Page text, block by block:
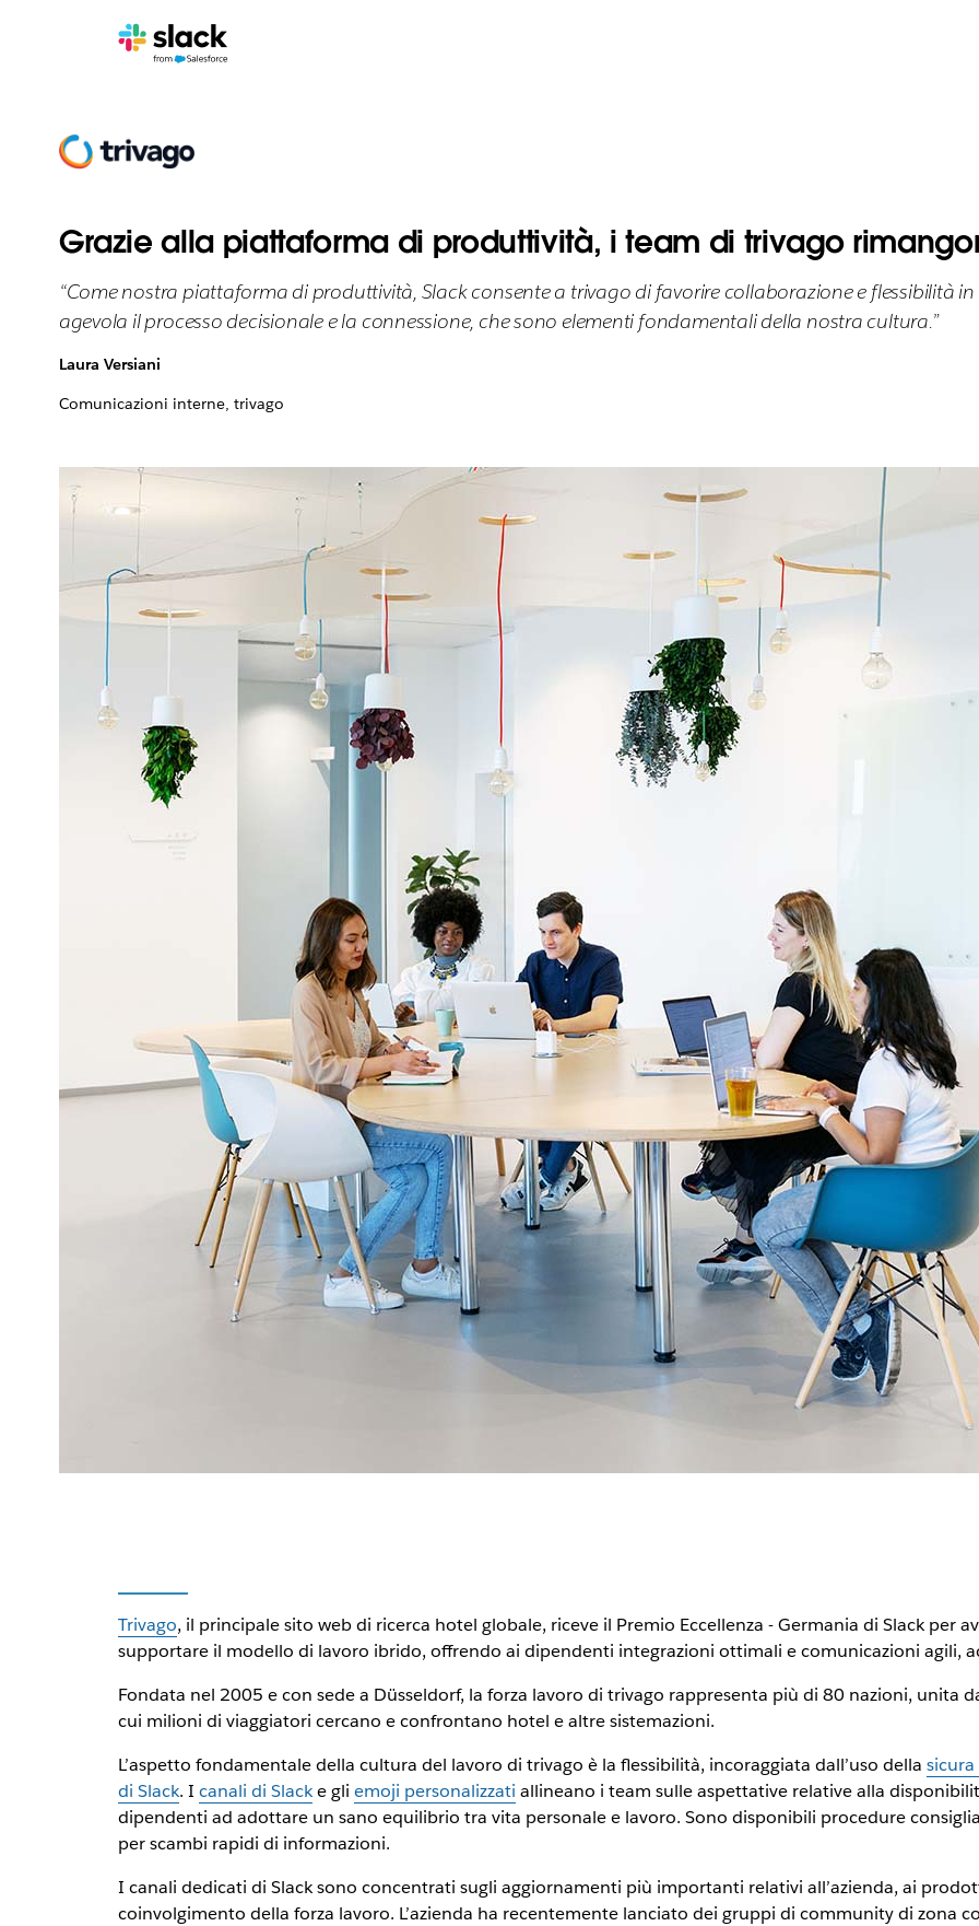
Grazie alla piattaforma di produttività, i team di trivago
“Come nostra piattaforma di produttività, Slack consente a trivago di favorire collaborazione e flessibilità
agevola il processo decisionale e la connessione, che sono elementi fondamentali della nostra cultura.”
Laura Versiani
Comunicazioni interne, trivago
Trivago, il principale sito web di ricerca hotel globale, riceve il Premio Eccellenza - Germania di Slack per
supportare il modello di lavoro ibrido, offrendo ai dipendenti integrazioni ottimali e comunicazioni agili,
Fondata nel 2005 e con sede a Düsseldorf, la forza lavoro di trivago rappresenta più di 80 nazioni, unita
cui milioni di viaggiatori cercano e confrontano hotel e altre sistemazioni.
L’aspetto fondamentale della cultura del lavoro di trivago è la flessibilità, incoraggiata dall’uso della
di Slack. I canali di Slacke gli emoji personalizzati allineano i team sulle aspettative relative alla
dipendenti ad adottare un sano equilibrio tra vita personale e lavoro. Sono disponibili procedure
per scambi rapidi di informazioni.
I canali dedicati di Slack sono concentrati sugli aggiornamenti più importanti relativi all’azienda, ai
coinvolgimento della forza lavoro. L’azienda ha recentemente lanciato dei gruppi di community di zona